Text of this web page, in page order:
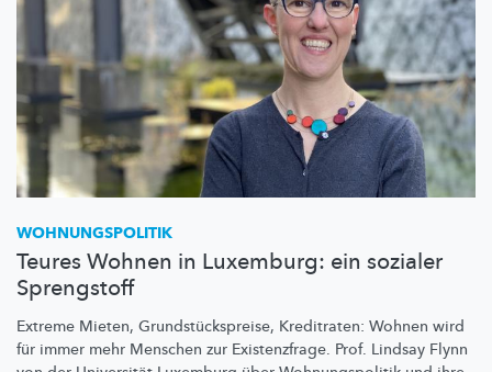
WOHNUNGSPOLITIK
Teures Wohnen in Luxemburg: ein sozialer
Sprengstoff
Extreme Mieten, Grundstückspreise, Kreditraten: Wohnen wird
für immer mehr Menschen zur Existenzfrage. Prof. Lindsay Flynn